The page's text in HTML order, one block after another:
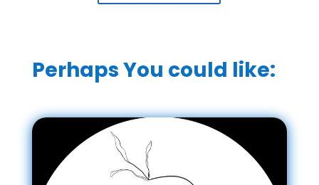
Perhaps You could like: